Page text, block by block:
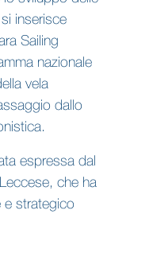
inserisce
Sailing
nazionale
vela
dallo
espressa dal
che ha
e strategico